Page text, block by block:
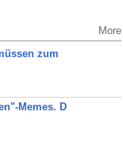
More
zum
Memes. D